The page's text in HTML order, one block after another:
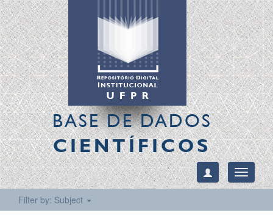
BASE DE DADOS
CIENTÍFICOS
Toggle
Filter by: Subject